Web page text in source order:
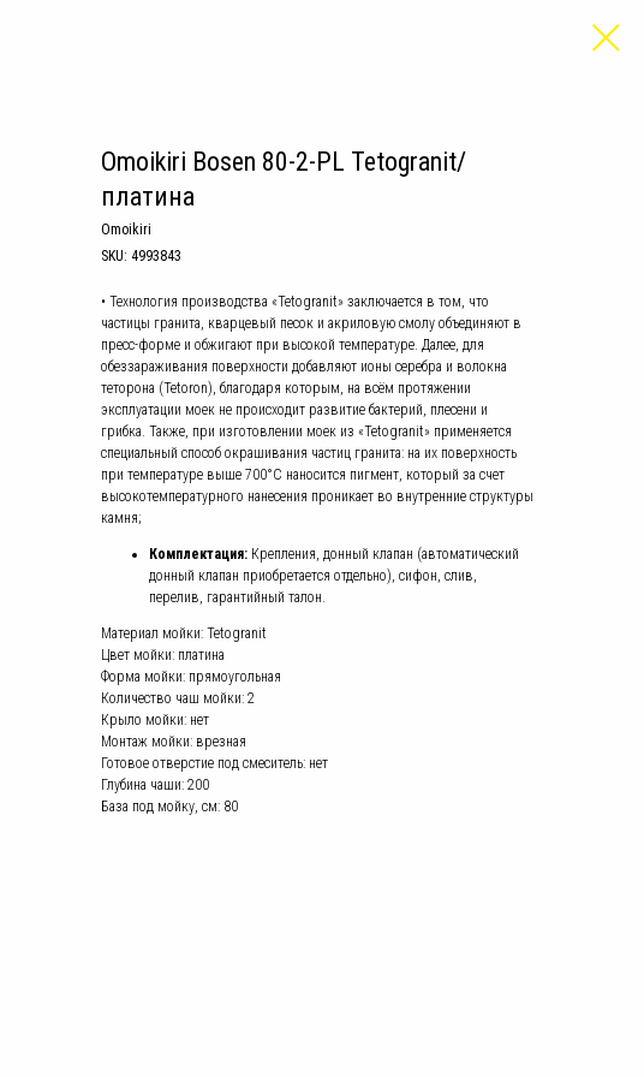
Omoikiri Bosen 80-2-PL Tetogranit/
платина
Omoikiri
SKU: 4993843
• Технология производства «Tetogranit» заключается в том, что
частицы гранита, кварцевый песок и акриловую смолу объединяют в
пресс-форме и обжигают при высокой температуре. Далее, для
обеззараживания поверхности добавляют ионы серебра и волокна
теторона (Tetoron), благодаря которым, на всём протяжении
эксплуатации моек не происходит развитие бактерий, плесени и
грибка. Также, при изготовлении моек из «Tetogranit» применяется
специальный способ окрашивания частиц гранита: на их поверхность
при температуре выше 700°С наносится пигмент, который за счет
высокотемпературного нанесения проникает во внутренние структуры
камня;
Комплектация: Крепления, донный клапан (автоматический
донный клапан приобретается отдельно), сифон, слив,
перелив, гарантийный талон.
Материал мойки: Tetogranit
Цвет мойки: платина
Форма мойки: прямоугольная
Количество чаш мойки: 2
Крыло мойки: нет
Монтаж мойки: врезная
Готовое отверстие под смеситель: нет
Глубина чаши: 200
База под мойку, см: 80